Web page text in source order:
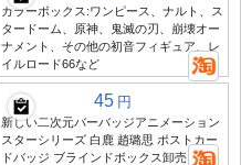
カラーボックス:ワンピース、ナルト、ス
タードーム、原神、鬼滅の刃、崩壊オー
ナメント、その他の初音フィギュア、レ
イルロード66など
45 円
新しい二次元バーバッジアニメーション
スターシリーズ 白鹿 趙璐思 ポストカー
ドバッジ ブラインドボックス卸売